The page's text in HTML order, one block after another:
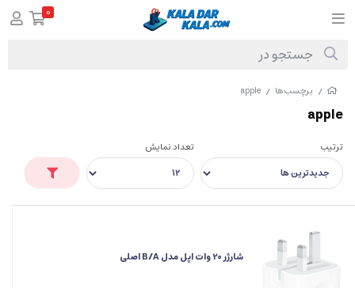
/ برچسب‌ها /
apple
apple
ترتیب تعداد نمایش
شارژر 20 وات اپل مدل B/A اصلی
0